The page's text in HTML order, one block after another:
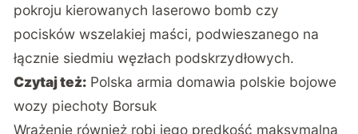
pokroju kierowanych laserowo bomb czy
pocisków wszelakiej maści, podwieszanego na
łącznie siedmiu węzłach podskrzydłowych.
Czytaj też: Polska armia domawia polskie bojowe
wozy piechoty Borsuk
Wrażenie również robi jego prędkość maksymalna